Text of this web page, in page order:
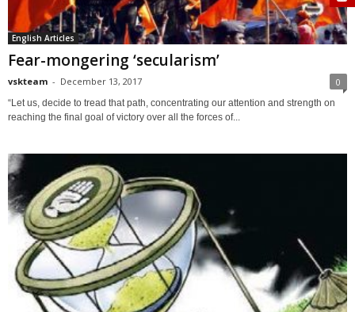
English Articles
Fear-mongering ‘secularism’
vskteam - December 13, 2017 0
“Let us, decide to tread that path, concentrating our attention and strength on
reaching the final goal of victory over all the forces of...